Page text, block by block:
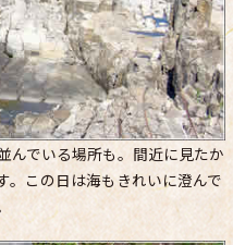
んでいる場所も。間近に見たか
。この日は海もきれいに澄んで